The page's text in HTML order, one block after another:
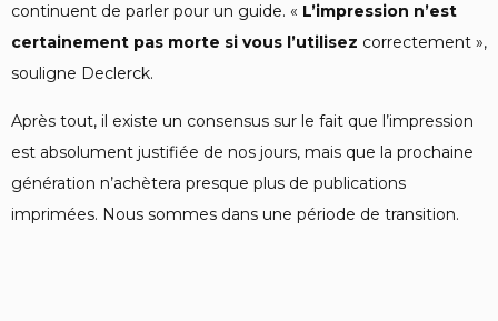
continuent de parler pour un guide. « L’impression n’est
certainement pas morte si vous l’utilisez correctement »,
souligne Declerck.
Après tout, il existe un consensus sur le fait que l’impression
est absolument justifiée de nos jours, mais que la prochaine
génération n’achètera presque plus de publications
imprimées. Nous sommes dans une période de transition.